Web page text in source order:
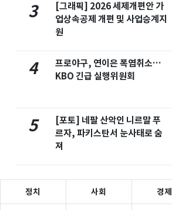
3
[그래픽] 2026 세제개편안 가
업상속공제 개편 및 사업승계지
원
4
프로야구, 연이은 폭염취소…
KBO 긴급 실행위원회
5
[포토] 네팔 산악인 니르말 푸
르자, 파키스탄서 눈사태로 숨
져
정치 사회 경제